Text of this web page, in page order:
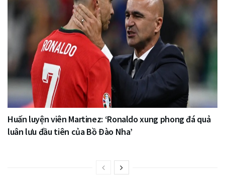
Huấn luyện viên Martinez: ‘Ronaldo xung phong đá quả
luân lưu đầu tiên của Bồ Đào Nha’